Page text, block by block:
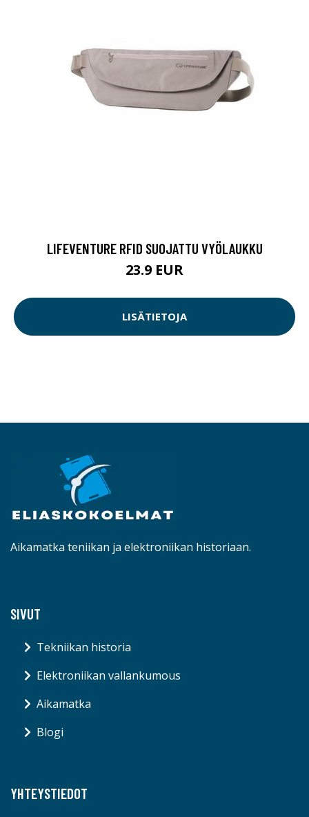
LIFEVENTURE RFID SUOJATTU VYÖLAUKKU
23.9 EUR
LISÄTIETOJA
Aikamatka teniikan ja elektroniikan historiaan.
SIVUT
Tekniikan historia
Elektroniikan vallankumous
Aikamatka
Blogi
YHTEYSTIEDOT